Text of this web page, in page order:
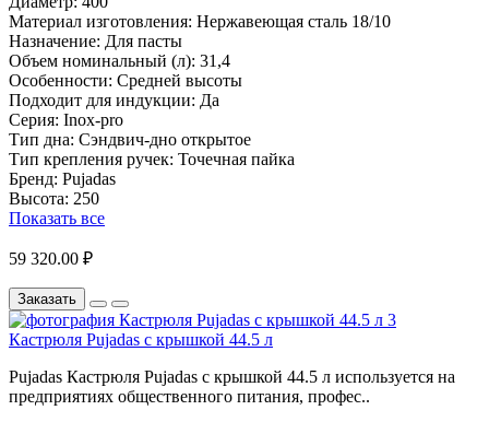
Материал изготовления: Нержавеющая сталь 18/10
Назначение: Для пасты
Объем номинальный (л): 31,4
Особенности: Средней высоты
Подходит для индукции: Да
Серия: Inox-pro
Тип дна: Сэндвич-дно открытое
Тип крепления ручек: Точечная пайка
Бренд: Pujadas
Высота: 250
Показать все
59 320.00 ₽
Заказать
Кастрюля Pujadas с крышкой 44.5 л
Pujadas Кастрюля Pujadas с крышкой 44.5 л используется на
предприятиях общественного питания, профес..